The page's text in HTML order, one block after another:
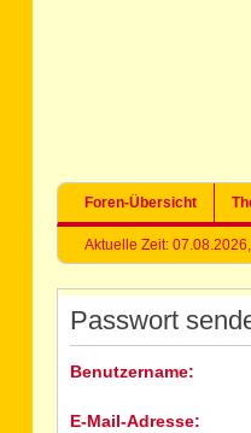
Foren-Übersicht
Aktuelle Zeit:
Passwort
Benutzername:
E-Mail-Adresse: